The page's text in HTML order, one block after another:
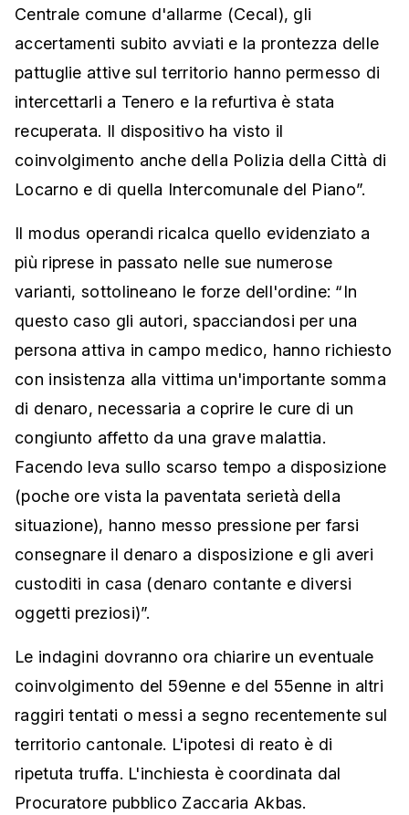
Centrale comune d'allarme (Cecal), gli
accertamenti subito avviati e la prontezza delle
pattuglie attive sul territorio hanno permesso di
intercettarli a Tenero e la refurtiva è stata
recuperata. Il dispositivo ha visto il
coinvolgimento anche della Polizia della Città di
Locarno e di quella Intercomunale del Piano”.
Il modus operandi ricalca quello evidenziato a
più riprese in passato nelle sue numerose
varianti, sottolineano le forze dell'ordine: “In
questo caso gli autori, spacciandosi per una
persona attiva in campo medico, hanno richiesto
con insistenza alla vittima un'importante somma
di denaro, necessaria a coprire le cure di un
congiunto affetto da una grave malattia.
Facendo leva sullo scarso tempo a disposizione
(poche ore vista la paventata serietà della
situazione), hanno messo pressione per farsi
consegnare il denaro a disposizione e gli averi
custoditi in casa (denaro contante e diversi
oggetti preziosi)”.
Le indagini dovranno ora chiarire un eventuale
coinvolgimento del 59enne e del 55enne in altri
raggiri tentati o messi a segno recentemente sul
territorio cantonale. L'ipotesi di reato è di
ripetuta truffa. L'inchiesta è coordinata dal
Procuratore pubblico Zaccaria Akbas.